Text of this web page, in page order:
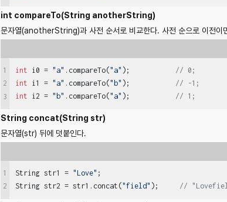
int compareTo(String anotherString)
문자열(anotherString)과 사전 순서로 비교한다. 사전 순으로 이전이
1
2
3
int i0 = "a" .compareTo("a" ); // 0;
int i1 = "a" .compareTo("b" ); // -1;
int i2 = "b" .compareTo("a" ); // 1;
String concat(String str)
문자열(str) 뒤에 덧붙인다.
1
2
String str1 = "Love" ;
String str2 = str1.concat("field" ); //